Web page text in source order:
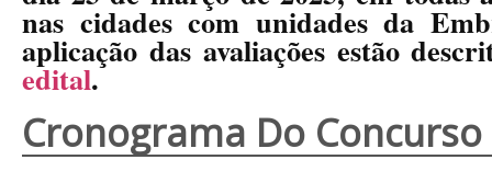
nas cidades com unidades da
aplicação das avaliações estão
edital.
Cronograma Do Concurso